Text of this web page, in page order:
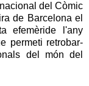
del Còmic
de Barcelona el
efemèride l'any
permeti retrobar-
del món del